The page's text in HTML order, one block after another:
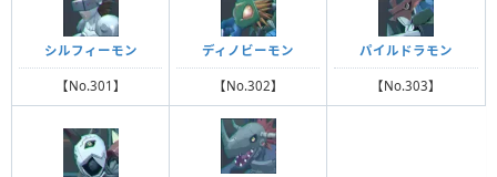
シルフィーモン
【No.301】
ディノビーモン
【No.302】
パイルドラモン
【No.303】